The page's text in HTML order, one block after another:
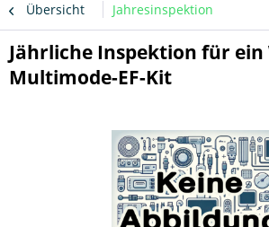
Übersicht Jahresinspektion
Jährliche Inspektion für
Multimode-EF-Kit